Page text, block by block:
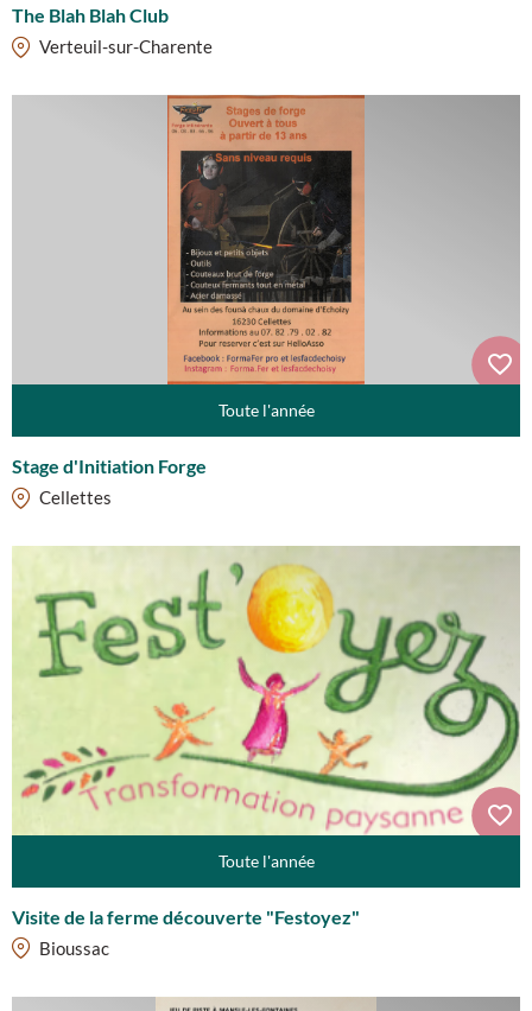
The Blah Blah Club
Verteuil-sur-Charente
Toute l'année
Stage d'Initiation Forge
Cellettes
Toute l'année
Visite de la ferme découverte "Festoyez"
Bioussac